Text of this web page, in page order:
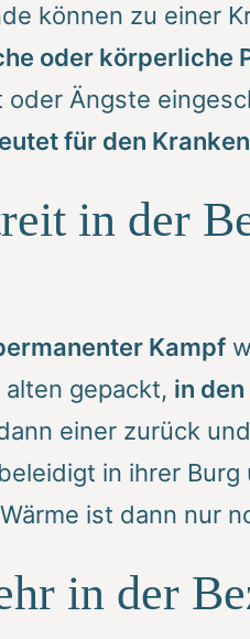
können zu einer
oder körperliche
oder Ängste
für den
in der
Kampf
gepackt, in
einer zurück
in ihrer
ist dann nur
in der